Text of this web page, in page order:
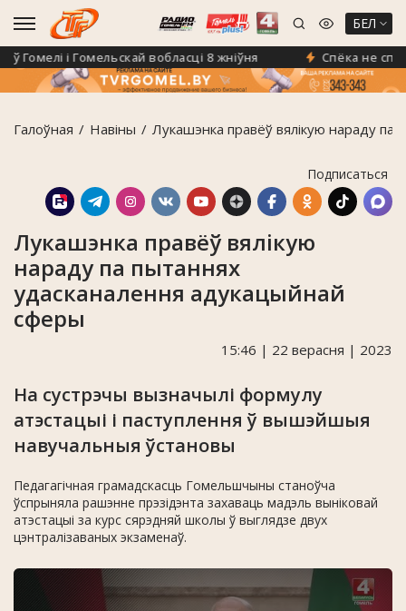
БЕЛ
і Гомельскай вобласці 8 жніўня Спёка не
Галоўная Навiны Лукашэнка правёў вялікую нараду
Подписаться
Лукашэнка правёў вялікую
нараду па пытаннях
удасканалення адукацыйнай
сферы
15:46 | 22 верасня | 2023
На сустрэчы вызначылі формулу
атэстацыі і паступлення ў вышэйшыя
навучальныя ўстановы
Педагагічная грамадскасць Гомельшчыны станоўча
ўспрыняла рашэнне прэзідэнта захаваць мадэль выніковай
атэстацыі за курс сярэдняй школы ў выглядзе двух
цэнтралізаваных экзаменаў.